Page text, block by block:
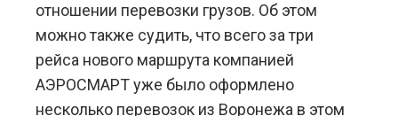
отношении перевозки грузов. Об этом
можно также судить, что всего за три
рейса нового маршрута компанией
АЭРОСМАРТ уже было оформлено
несколько перевозок из Воронежа в этом